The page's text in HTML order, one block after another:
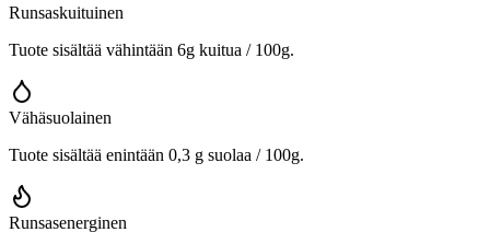
Runsaskuituinen
Tuote sisältää vähintään 6g kuitua / 100g.
Vähäsuolainen
Tuote sisältää enintään 0,3 g suolaa / 100g.
Runsasenerginen